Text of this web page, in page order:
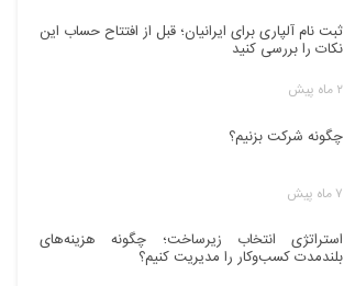
ثبت نام آلپاری برای ایرانیان؛ قبل از افتتاح حساب این
نکات را بررسی کنید
۲ ماه پیش
چگونه شرکت بزنیم؟
۷ ماه پیش
استراتژی انتخاب زیرساخت؛ چگونه هزینه‌های
بلندمدت کسب‌وکار را مدیریت کنیم؟